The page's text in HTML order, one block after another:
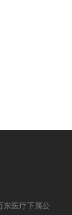
东医疗下属公